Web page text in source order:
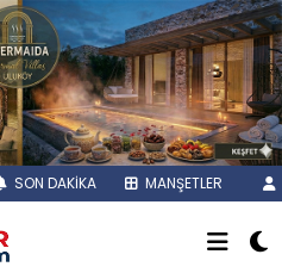
SON DAKİKA MANŞETLER